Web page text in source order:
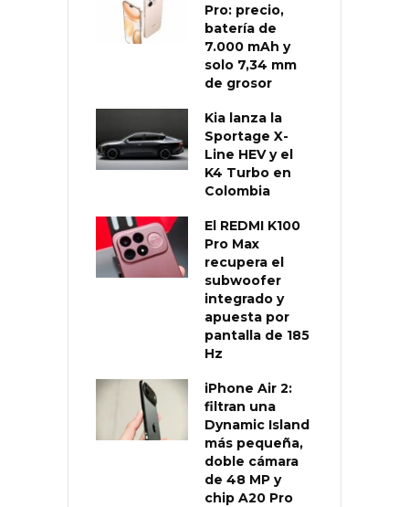
Pro: precio,
batería de
7.000 mAh y
solo 7,34 mm
de grosor
Kia lanza la
Sportage X-
Line HEV y el
K4 Turbo en
Colombia
El REDMI K100
Pro Max
recupera el
subwoofer
integrado y
apuesta por
pantalla de 185
Hz
iPhone Air 2:
filtran una
Dynamic Island
más pequeña,
doble cámara
de 48 MP y
chip A20 Pro